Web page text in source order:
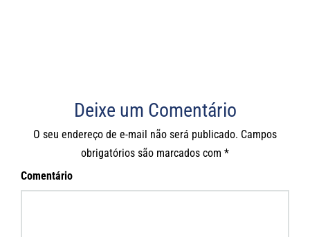
Deixe um Comentário
O seu endereço de e-mail não será publicado. Campos
obrigatórios são marcados com *
Comentário